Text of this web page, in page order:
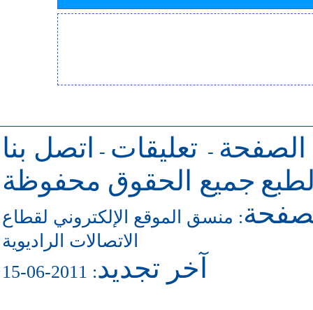
الصفحة - تعليقات -
اتصل بنا
جميع الحقوق محفوظة
: منسق الموقع الإلكتروني لقطاع
الاتصالات الراديوية
آخر تجديد: 2011-06-15